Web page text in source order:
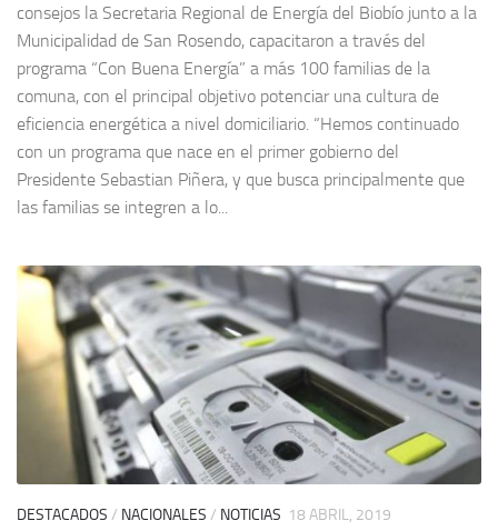
consejos la Secretaria Regional de Energía del Biobío junto a la
Municipalidad de San Rosendo, capacitaron a través del
programa “Con Buena Energía” a más 100 familias de la
comuna, con el principal objetivo potenciar una cultura de
eficiencia energética a nivel domiciliario. “Hemos continuado
con un programa que nace en el primer gobierno del
Presidente Sebastian Piñera, y que busca principalmente que
las familias se integren a lo...
DESTACADOS / NACIONALES / NOTICIAS 18 ABRIL, 2019